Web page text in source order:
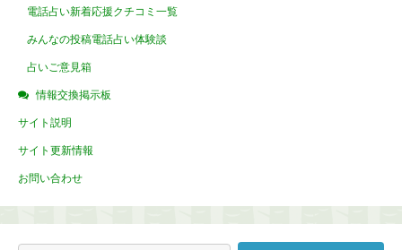
電話占い新着応援クチコミ一覧
みんなの投稿電話占い体験談
占いご意見箱
情報交換掲示板
サイト説明
サイト更新情報
お問い合わせ